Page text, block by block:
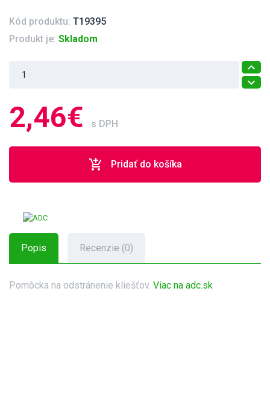
Kód produktu: T19395
Produkt je: Skladom
2,46€ s DPH
add_shopping_cart Pridať do košíka
Popis Recenzie (0)
Pomôcka na odstránenie kliešťov. Viac na adc.sk